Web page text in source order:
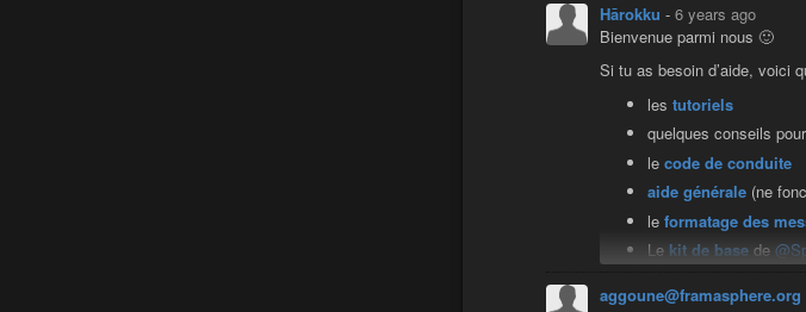
Hārokku - 6 years ago
Bienvenue parmi nous 🙂
Si tu as besoin d’aide, voici
les tutoriels
quelques conseils pour
le code de conduite
aide générale (ne
le formatage des
Le kit de base de
également suivre
aggoune@framasphere.org